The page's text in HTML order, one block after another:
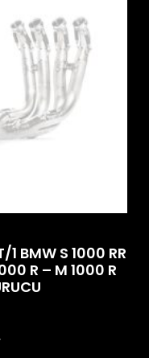
BMW S 1000 RR
R – M 1000 R